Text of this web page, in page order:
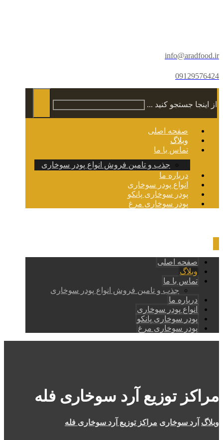
info@aradfood.ir
09129576424
از اینجا جستجو کنید ...
صفحه اصلی
وبلاگ
تماس با ما
جذب و تامین فروش انواع پودر سوخاری
درباره ما
انواع پودر سوخاری
پودر سوخاری پانکو
پودر سوخاری مرغ
صفحه اصلی
وبلاگ
تماس با ما
جذب و تامین فروش انواع پودر سوخاری
درباره ما
انواع پودر سوخاری
پودر سوخاری پانکو
پودر سوخاری مرغ
مراکز توزیع آرد سوخاری فله
وبلاگ آرد سوخاری مراکز توزیع آرد سوخاری فله